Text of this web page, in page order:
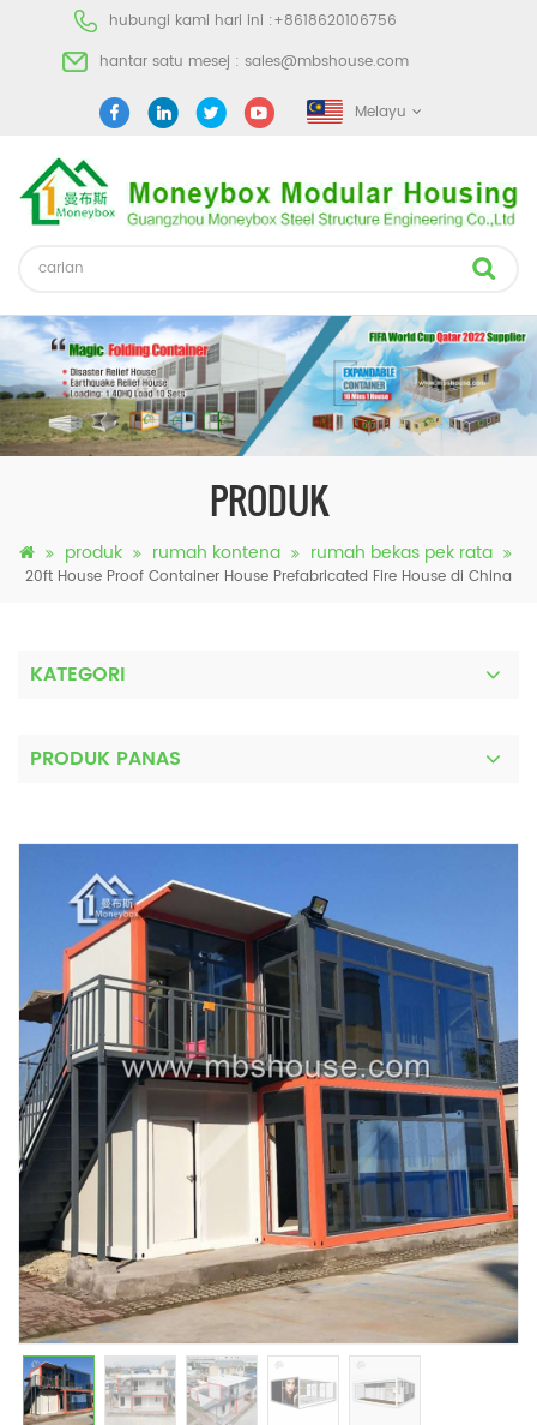
hubungi kami hari ini :+8618620106756
hantar satu mesej : sales@mbshouse.com
Melayu
PRODUK
produk rumah kontena rumah bekas pek rata
20ft House Proof Container House Prefabricated Fire House di China
KATEGORI
PRODUK PANAS